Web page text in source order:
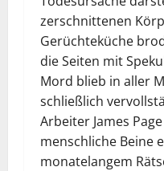
zerschnittenen
Gerüchteküche
die Seiten mit
Mord blieb in aller
schließlich
Arbeiter James
menschliche Beine
monatelangem